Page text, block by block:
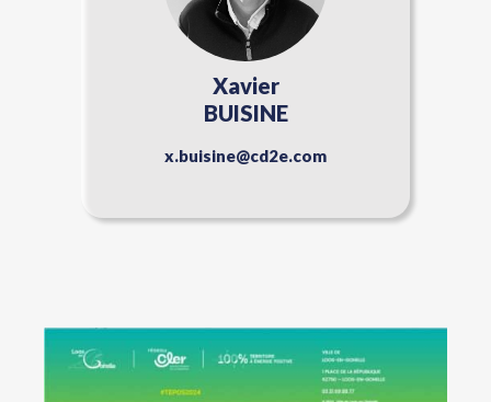
Xavier
BUISINE
x.buisine@cd2e.com